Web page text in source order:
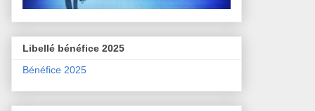
Libellé bénéfice 2025
Bénéfice 2025